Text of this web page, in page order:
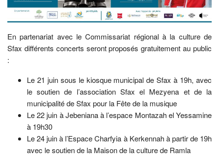
En partenariat avec le Commissariat régional à la culture de
Sfax différents concerts seront proposés gratuitement au public
:
Le 21 juin sous le kiosque municipal de Sfax à 19h, avec
le soutien de l’association Sfax el Mezyena et de la
municipalité de Sfax pour la Fête de la musique
Le 22 juin à Jebeniana à l’espace Montazah el Yessamine
à 19h30
Le 24 juin à l’Espace Charfyia à Kerkennah à partir de 19h
avec le soutien de la Maison de la culture de Ramla